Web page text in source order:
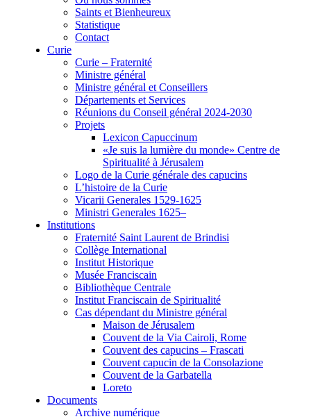
Saints et Bienheureux
Statistique
Contact
Curie
Curie – Fraternité
Ministre général
Ministre général et Conseillers
Départements et Services
Réunions du Conseil général 2024-2030
Projets
Lexicon Capuccinum
«Je suis la lumière du monde» Centre de
Spiritualité à Jérusalem
Logo de la Curie générale des capucins
L’histoire de la Curie
Vicarii Generales 1529-1625
Ministri Generales 1625–
Institutions
Fraternité Saint Laurent de Brindisi
Collège International
Institut Historique
Musée Franciscain
Bibliothèque Centrale
Institut Franciscain de Spiritualité
Cas dépendant du Ministre général
Maison de Jérusalem
Couvent de la Via Cairoli, Rome
Couvent des capucins – Frascati
Couvent capucin de la Consolazione
Couvent de la Garbatella
Loreto
Documents
Archive numérique